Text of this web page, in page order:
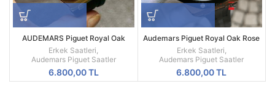
AUDEMARS Piguet Royal Oak
Offshore Consept
Erkek Saatleri,
Audemars Piguet Saatler
6.800,00TL
Audemars Piguet Royal Oak Rose
Kasa Siyah Kadran Replika Erkek
Saati
Erkek Saatleri,
Audemars Piguet Saatler
6.800,00TL